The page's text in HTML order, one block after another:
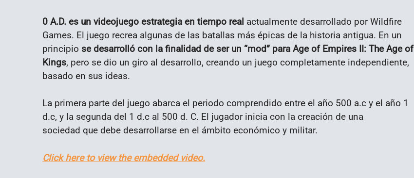
0 A.D. es un videojuego estrategia en tiempo real actualmente desarrollado por Wildfire
Games. El juego recrea algunas de las batallas más épicas de la historia antigua. En un
principio se desarrolló con la finalidad de ser un “mod” para Age of Empires II: The Age of
Kings, pero se dio un giro al desarrollo, creando un juego completamente independiente,
basado en sus ideas.
La primera parte del juego abarca el periodo comprendido entre el año 500 a.c y el año 1
d.c, y la segunda del 1 d.c al 500 d. C. El jugador inicia con la creación de una
sociedad que debe desarrollarse en el ámbito económico y militar.
Click here to view the embedded video.